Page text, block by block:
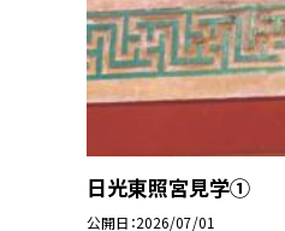
日光東照宮見学①
公開日 2026/07/01